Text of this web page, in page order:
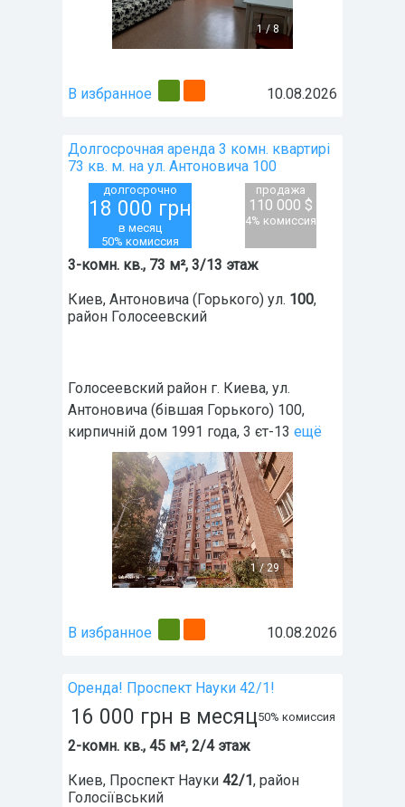
1/8
В избранное 10.08.2026
Долгосрочная аренда 3 комн. квартирі
73 кв. м. на ул. Антоновича 100
долгосрочно
18 000 грн
в месяц
50% комиссия
продажа
110 000 $
4% комиссия
3-комн. кв., 73 м², 3/13 этаж
Киев, Антоновича (Горького) ул. 100,
район Голосеевский
Голосеевский район г. Киева, ул.
Антоновича (бівшая Горького) 100,
кирпичній дом 1991 года, 3 єт-13 ещё
1/29
В избранное 10.08.2026
Оренда! Проспект Науки 42/1!
16 000 грн в месяц50% комиссия
2-комн. кв., 45 м², 2/4 этаж
Киев, Проспект Науки 42/1, район
Голосіївський